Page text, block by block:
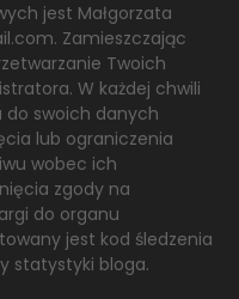
jest Małgorzata
Zamieszczając
Twoich
W każdej chwili
do swoich danych
lub ograniczenia
wobec ich
zgody na
do organu
jest kod śledzenia
statystyki bloga.